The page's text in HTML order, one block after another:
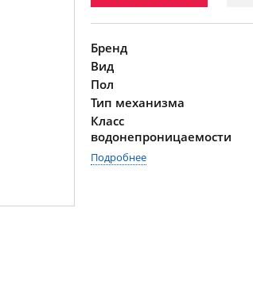
Бренд
Вид
Пол
Тип механизма
Класс
водонепроницаемости
Подробнее